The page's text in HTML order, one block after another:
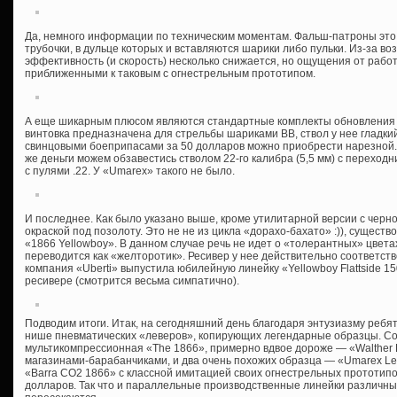
Да, немного информации по техническим моментам. Фальш-патроны
трубочки, в дульце которых и вставляются шарики либо пульки. Из-за
эффективность (и скорость) несколько снижается, но ощущения от
приближенными к таковым с огнестрельным прототипом.
А еще шикарным плюсом являются стандартные комплекты обновления
винтовка предназначена для стрельбы шариками ВВ, ствол у нее
свинцовыми боеприпасами за 50 долларов можно приобрести
же деньги можем обзавестись стволом 22-го калибра (5,5 мм) с
с пулями .22. У «Umarex» такого не было.
И последнее. Как было указано выше, кроме утилитарной версии с
окраской под позолоту. Это не не из цикла «дорахо-бахато» :)),
«1866 Yellowboy». В данном случае речь не идет о «толерантных»
переводится как «желторотик». Ресивер у нее действительно
компания «Uberti» выпустила юбилейную линейку «Yellowboy Flattside
ресивере (смотрится весьма симпатично).
Подводим итоги. Итак, на сегодняшний день благодаря энтузиазму
нише пневматических «леверов», копирующих легендарные образцы.
мультикомпрессионная «The 1866», примерно вдвое дороже — «Walther
магазинами-барабанчиками, и два очень похожих образца — «Umarex
«Barra CO2 1866» с классной имитацией своих огнестрельных
долларов. Так что и параллельные производственные линейки